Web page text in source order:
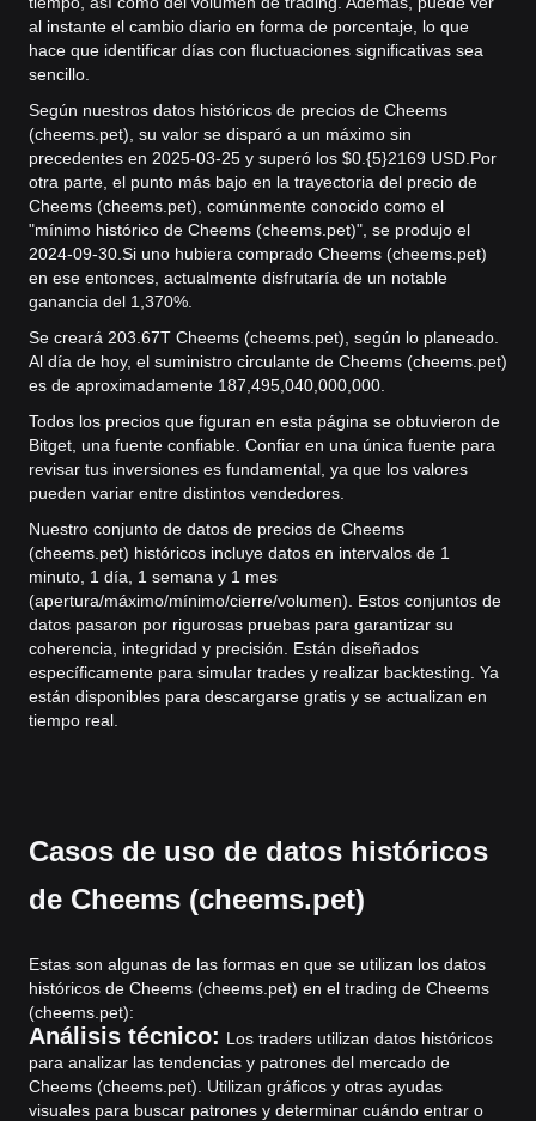
al instante el cambio diario en forma de porcentaje, lo que
hace que identificar días con fluctuaciones significativas sea
sencillo.
Según nuestros datos históricos de precios de Cheems
(cheems.pet), su valor se disparó a un máximo sin
precedentes en 2025-03-25 y superó los $0.{5}2169 USD. Por
otra parte, el punto más bajo en la trayectoria del precio de
Cheems (cheems.pet), comúnmente conocido como el
"mínimo histórico de Cheems (cheems.pet)", se produjo el
2024-09-30. Si uno hubiera comprado Cheems (cheems.pet)
en ese entonces, actualmente disfrutaría de un notable
ganancia del 1,370%.
Se creará 203.67T Cheems (cheems.pet), según lo planeado.
Al día de hoy, el suministro circulante de Cheems (cheems.pet)
es de aproximadamente 187,495,040,000,000.
Todos los precios que figuran en esta página se obtuvieron de
Bitget, una fuente confiable. Confiar en una única fuente para
revisar tus inversiones es fundamental, ya que los valores
pueden variar entre distintos vendedores.
Nuestro conjunto de datos de precios de Cheems
(cheems.pet) históricos incluye datos en intervalos de 1
minuto, 1 día, 1 semana y 1 mes
(apertura/máximo/mínimo/cierre/volumen). Estos conjuntos de
datos pasaron por rigurosas pruebas para garantizar su
coherencia, integridad y precisión. Están diseñados
específicamente para simular trades y realizar backtesting. Ya
están disponibles para descargarse gratis y se actualizan en
tiempo real.
Casos de uso de datos históricos
de Cheems (cheems.pet)
Estas son algunas de las formas en que se utilizan los datos
históricos de Cheems (cheems.pet) en el trading de Cheems
(cheems.pet):
Análisis técnico: Los traders utilizan datos históricos
para analizar las tendencias y patrones del mercado de
Cheems (cheems.pet). Utilizan gráficos y otras ayudas
visuales para buscar patrones y determinar cuándo entrar o